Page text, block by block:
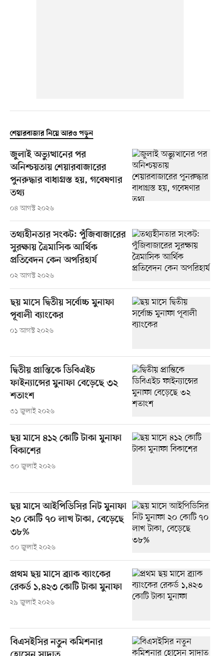
শেয়ারবাজার নিয়ে আরও পড়ুন
জুলাই অভ্যুত্থানের পর
অনিশ্চয়তায় শেয়ারবাজারের
পুনরুদ্ধার বাধাগ্রস্ত হয়, গবেষণার
তথ্য
০৪ আগস্ট ২০২৬
তথ্যহীনতার সংকট: পুঁজিবাজারের
সুরক্ষায় ত্রৈমাসিক আর্থিক
প্রতিবেদন কেন অপরিহার্য
০২ আগস্ট ২০২৬
ছয় মাসে দ্বিতীয় সর্বোচ্চ মুনাফা
পূবালী ব্যাংকের
০১ আগস্ট ২০২৬
দ্বিতীয় প্রান্তিকে ডিবিএইচ
ফাইন্যান্সের মুনাফা বেড়েছে ৩২
শতাংশ
৩১ জুলাই ২০২৬
ছয় মাসে ৪১২ কোটি টাকা মুনাফা
বিকাশের
৩০ জুলাই ২০২৬
ছয় মাসে আইপিডিসির নিট মুনাফা
২০ কোটি ৭০ লাখ টাকা, বেড়েছে
৩৮%
৩০ জুলাই ২০২৬
প্রথম ছয় মাসে ব্র্যাক ব্যাংকের
রেকর্ড ১,৪২৩ কোটি টাকা মুনাফা
২৯ জুলাই ২০২৬
বিএসইসির নতুন কমিশনার